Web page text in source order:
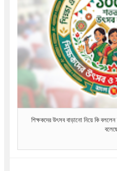
শিক্ষকদের উৎসব বাড়ানো নিয়ে কি বললেন শিক্ষা এবং প্রাথমিক ও গণশিক্ষা মন্ত্রী কি